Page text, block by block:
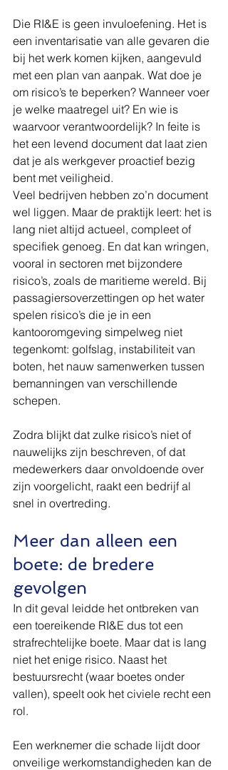
Die RI&E is geen invuloefening. Het is
een inventarisatie van alle gevaren die
bij het werk komen kijken, aangevuld
met een plan van aanpak. Wat doe je
om risico’s te beperken? Wanneer voer
je welke maatregel uit? En wie is
waarvoor verantwoordelijk? In feite is
het een levend document dat laat zien
dat je als werkgever proactief bezig
bent met veiligheid.
Veel bedrijven hebben zo’n document
wel liggen. Maar de praktijk leert: het is
lang niet altijd actueel, compleet of
specifiek genoeg. En dat kan wringen,
vooral in sectoren met bijzondere
risico’s, zoals de maritieme wereld. Bij
passagiersoverzettingen op het water
spelen risico’s die je in een
kantooromgeving simpelweg niet
tegenkomt: golfslag, instabiliteit van
boten, het nauw samenwerken tussen
bemanningen van verschillende
schepen.
Zodra blijkt dat zulke risico’s niet of
nauwelijks zijn beschreven, of dat
medewerkers daar onvoldoende over
zijn voorgelicht, raakt een bedrijf al
snel in overtreding.
Meer dan alleen een
boete: de bredere
gevolgen
In dit geval leidde het ontbreken van
een toereikende RI&E dus tot een
strafrechtelijke boete. Maar dat is lang
niet het enige risico. Naast het
bestuursrecht (waar boetes onder
vallen), speelt ook het civiele recht een
rol.
Een werknemer die schade lijdt door
onveilige werkomstandigheden kan de